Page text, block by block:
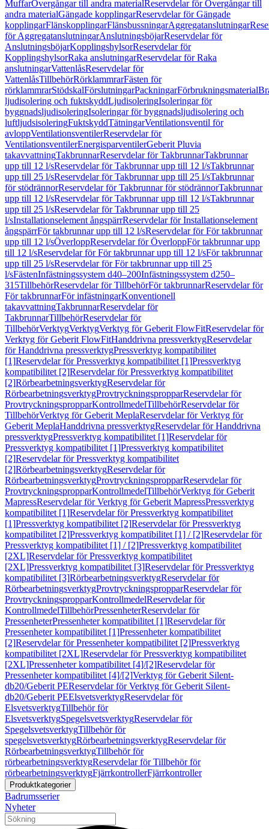
MuffarÖvergångar till andra materialReservdelar för Övergångar till
andra materialGängade kopplingarReservdelar för Gängade
kopplingarFlänskopplingarFlänsbussningarAggregatanslutningar
för AggregatanslutningarAnslutningsböjarReservdelar för
AnslutningsböjarKopplingshylsorReservdelar för
KopplingshylsorRaka anslutningarReservdelar för Raka
anslutningarVattenlåsReservdelar för
VattenlåsTillbehörRörklammrarFästen för
rörklammrarStödskalFörslutningarPackningarFörbrukningsmaterial
ljudisolering och fuktskyddLjudisoleringIsoleringar för
byggnadsljudisoleringIsoleringar för byggnadsljudisolering och
luftljudsisoleringFuktskyddTätningarVentilationsventil för
avloppVentilationsventilerReservdelar för
VentilationsventilerEnergisparventilerGeberit Pluvia
takavvattningTakbrunnarReservdelar för TakbrunnarTakbrunnar
upp till 12 l/sReservdelar för Takbrunnar upp till 12 l/sTakbrunnar
upp till 25 l/sReservdelar för Takbrunnar upp till 25 l/sTakbrunnar
för stödrännorReservdelar för Takbrunnar för stödrännorTakbrunnar
upp till 12 l/sReservdelar för Takbrunnar upp till 12 l/sTakbrunnar
upp till 25 l/sReservdelar för Takbrunnar upp till 25
l/sInstallationselement ångspärrReservdelar för Installationselement
ångspärrFör takbrunnar upp till 12 l/sReservdelar för För takbrunnar
upp till 12 l/sÖverloppReservdelar för ÖverloppFör takbrunnar upp
till 12 l/sReservdelar för För takbrunnar upp till 12 l/sFör takbrunnar
upp till 25 l/sReservdelar för För takbrunnar upp till 25
l/sFästenInfästningssystem d40–200Infästningssystem d250–
315TillbehörReservdelar för TillbehörFör takbrunnarReservdelar för
För takbrunnarFör infästningarKonventionell
takavvattningTakbrunnarReservdelar för
TakbrunnarTillbehörReservdelar för
TillbehörVerktygVerktygVerktyg för Geberit FlowFitReservdelar för
Verktyg för Geberit FlowFitHanddrivna pressverktygReservdelar
för Handdrivna pressverktygPressverktyg kompatibilitet
[1]Reservdelar för Pressverktyg kompatibilitet [1]Pressverktyg
kompatibilitet [2]Reservdelar för Pressverktyg kompatibilitet
[2]RörbearbetningsverktygReservdelar för
RörbearbetningsverktygProvtryckningspropparReservdelar för
ProvtryckningspropparKontrollmedelTillbehörReservdelar för
TillbehörVerktyg för Geberit MeplaReservdelar för Verktyg för
Geberit MeplaHanddrivna pressverktygReservdelar för Handdrivna
pressverktygPressverktyg kompatibilitet [1]Reservdelar för
Pressverktyg kompatibilitet [1]Pressverktyg kompatibilitet
[2]Reservdelar för Pressverktyg kompatibilitet
[2]RörbearbetningsverktygReservdelar för
RörbearbetningsverktygProvtryckningspropparReservdelar för
ProvtryckningspropparKontrollmedelTillbehörVerktyg för Geberit
MapressReservdelar för Verktyg för Geberit MapressPressverktyg
kompatibilitet [1]Reservdelar för Pressverktyg kompatibilitet
[1]Pressverktyg kompatibilitet [2]Reservdelar för Pressverktyg
kompatibilitet [2]Pressverktyg kompatibilitet [1] / [2]Reservdelar för
Pressverktyg kompatibilitet [1] / [2]Pressverktyg kompatibilitet
[2XL]Reservdelar för Pressverktyg kompatibilitet
[2XL]Pressverktyg kompatibilitet [3]Reservdelar för Pressverktyg
kompatibilitet [3]RörbearbetningsverktygReservdelar för
RörbearbetningsverktygProvtryckningspropparReservdelar för
ProvtryckningspropparKontrollmedelReservdelar för
KontrollmedelTillbehörPressenheterReservdelar för
PressenheterPressenheter kompatibilitet [1]Reservdelar för
Pressenheter kompatibilitet [1]Pressenheter kompatibilitet
[2]Reservdelar för Pressenheter kompatibilitet [2]Pressverktyg
kompatibilitet [2XL]Reservdelar för Pressverktyg kompatibilitet
[2XL]Pressenheter kompatibilitet [4]/[2]Reservdelar för
Pressenheter kompatibilitet [4]/[2]Verktyg för Geberit Silent-
db20/Geberit PEReservdelar för Verktyg för Geberit Silent-
db20/Geberit PEElsvetsverktygReservdelar för
ElsvetsverktygTillbehör för
ElsvetsverktygSpegelsvetsverktygReservdelar för
SpegelsvetsverktygTillbehör för
spegelsvetsverktygRörbearbetningsverktygReservdelar för
RörbearbetningsverktygTillbehör för
rörbearbetningsverktygReservdelar för Tillbehör för
rörbearbetningsverktygFjärrkontrollerFjärrkontroller
Produktkategorier
Badrumsserier
Nyheter